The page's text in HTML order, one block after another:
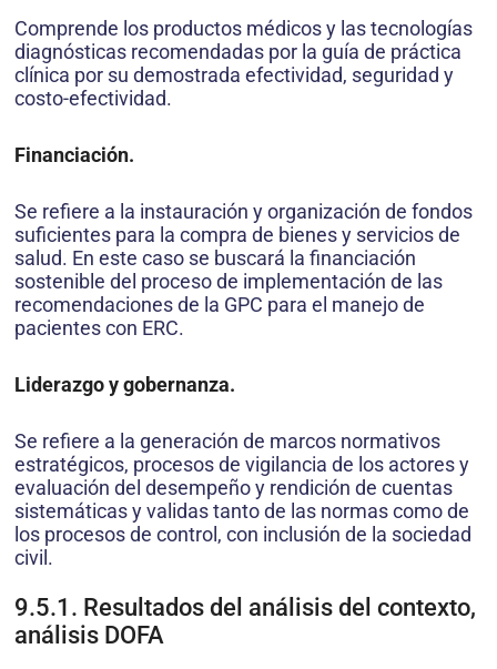
Comprende los productos médicos y las tecnologías
diagnósticas recomendadas por la guía de práctica
clínica por su demostrada efectividad, seguridad y
costo-efectividad.
Financiación.
Se refiere a la instauración y organización de fondos
suficientes para la compra de bienes y servicios de
salud. En este caso se buscará la financiación
sostenible del proceso de implementación de las
recomendaciones de la GPC para el manejo de
pacientes con ERC.
Liderazgo y gobernanza.
Se refiere a la generación de marcos normativos
estratégicos, procesos de vigilancia de los actores y
evaluación del desempeño y rendición de cuentas
sistemáticas y validas tanto de las normas como de
los procesos de control, con inclusión de la sociedad
civil.
9.5.1. Resultados del análisis del contexto,
análisis DOFA